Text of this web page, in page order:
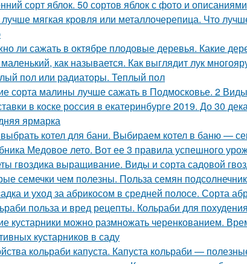
сорт яблок. 50 сортов яблок с фото и описаниями
мягкая кровля или металлочерепица. Что
ли сажать в октябре плодовые деревья. Какие
как называется. Как выглядит лук
пол или радиаторы. Теплый пол
сорта малины лучше сажать в Подмосковье. 2
в коске россия в екатеринбурге 2019. До 30
ярмарка
котел для бани. Выбираем котел в баню —
Медовое лето. Вот ее 3 правила успешного
гвоздика выращивание. Виды и сорта садовой
семечки чем полезны. Польза семян
и уход за абрикосом в средней полосе. Сорта
польза и вред рецепты. Кольраби для похудения
кустарники можно размножать черенкованием.
кустарников в саду
кольраби капуста. Капуста кольраби —